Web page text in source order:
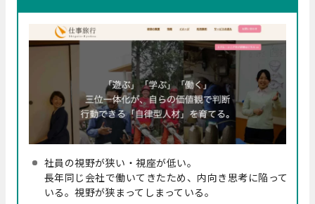
社員の視野が狭い・視座が低い。
長年同じ会社で働いてきたため、内向き思考に陥って
いる。視野が狭まってしまっている。